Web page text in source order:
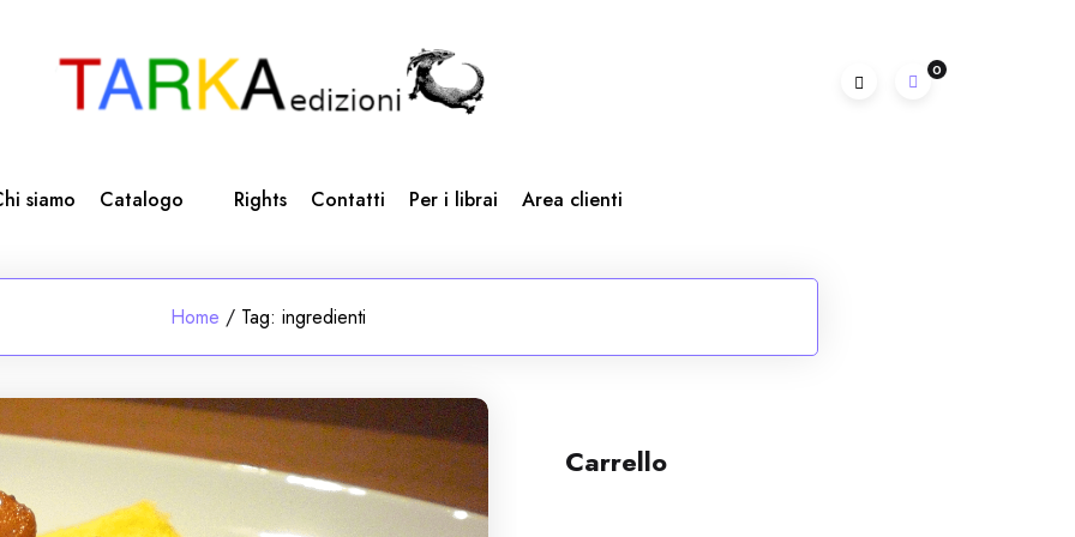
0
siamo Catalogo Rights Contatti Per i librai Area clienti
Home / Tag:ingredienti
Carrello